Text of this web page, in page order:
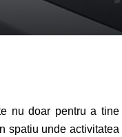
nu doar pentru a tine
spatiu unde activitatea